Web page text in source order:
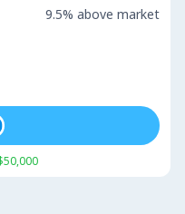
9.5% above market